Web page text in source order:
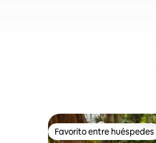
Favorito entre huéspedes
Favorito entre huéspedes